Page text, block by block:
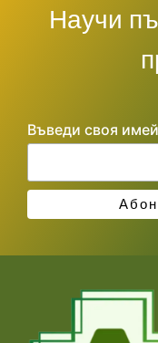
Научи
Въведи своя